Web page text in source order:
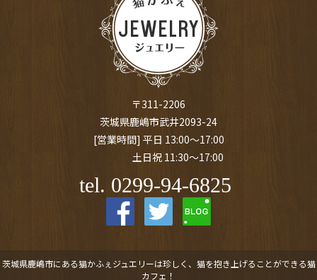
〒311-2206
茨城県鹿嶋市武井2093-24
[営業時間] 平日 13:00～17:00
土日祝 11:30～17:00
tel. 0299-94-6825
茨城県鹿嶋市にある猫かふぇジュエリーは珍しく、猫を抱き上げることができる猫
カフェ！